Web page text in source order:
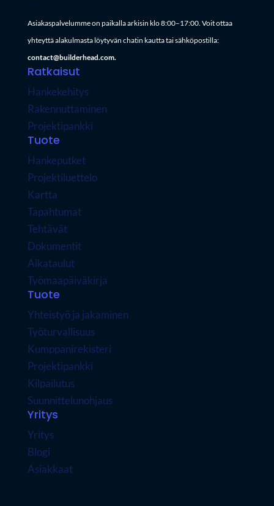
Asiakaspalvelumme on paikalla arkisin klo 8:00–17:00. Voit ottaa
yhteyttä alakulmasta löytyvän chatin kautta tai sähköpostilla:
contact@builderhead.com.
Ratkaisut
Hankekehitys
Rakennuttaminen
Projektipankki
Tuote
Hankeputket
Projektiluettelo
Kartta
Tapahtumat
Tehtävät
Dokumentit
Aikataulut
Työmaapäiväkirja
Tuote
Yhteistyö ja jakaminen
Työturvallisuus
Kumppanirekisteri
Projektipankki
Kilpailutus
Suunnittelunohjaus
Yritys
Yritys
Blogi
Asiakkaat